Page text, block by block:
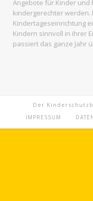
Angebote für Kinder und
kindergerechter
Kindertageseinrichtung
Kindern sinnvoll in ihrer
passiert das ganze Jahr
Der
IMPRESSUM